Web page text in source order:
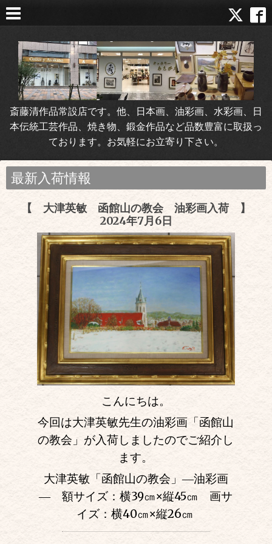
斎藤清作品常設店です。他、日本画、油彩画、水彩画、日
本伝統工芸作品、焼き物、鍛金作品など品数豊富に取扱っ
ております。お気軽にお立寄り下さい。
最新入荷情報
【 大津英敏 函館山の教会 油彩画入荷 】
2024年7月6日
こんにちは。
今回は大津英敏先生の油彩画「函館山
の教会」が入荷しましたのでご紹介し
ます。
大津英敏「函館山の教会」―油彩画
― 額サイズ：横39㎝×縦45㎝ 画サ
イズ：横40㎝×縦26㎝